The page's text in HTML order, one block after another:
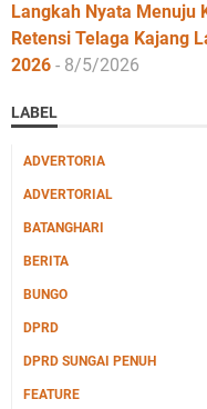
Langkah Nyata Menuju
Retensi Telaga Kajang
2026 - 8/5/2026
LABEL
ADVERTORIA
ADVERTORIAL
BATANGHARI
BERITA
BUNGO
DPRD
DPRD SUNGAI PENUH
FEATURE